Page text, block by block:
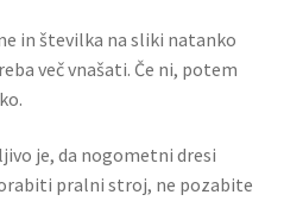
in številka na sliki natanko
več vnašati. Če ni, potem
je, da nogometni dresi
pralni stroj, ne pozabite